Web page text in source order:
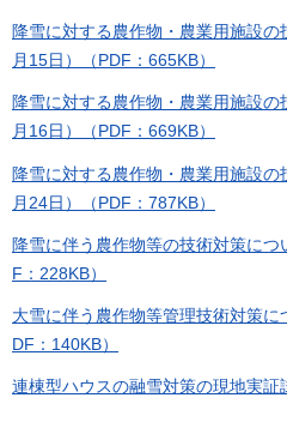
降雪に対する農作物・農業用施設
月15日）（PDF：665KB）
降雪に対する農作物・農業用施設
月16日）（PDF：669KB）
降雪に対する農作物・農業用施設
月24日）（PDF：787KB）
降雪に伴う農作物等の技術対策に
F：228KB）
大雪に伴う農作物等管理技術対策
DF：140KB）
連棟型ハウスの融雪対策の現地実証